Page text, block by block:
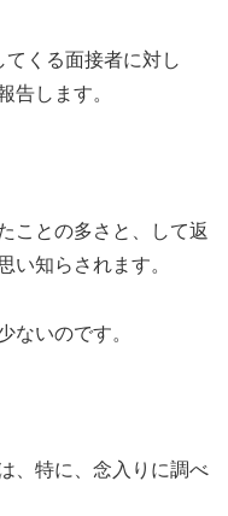
くる面接者に対し
告します。
ことの多さと、して返
い知らされます。
ないのです。
、特に、念入りに調べ